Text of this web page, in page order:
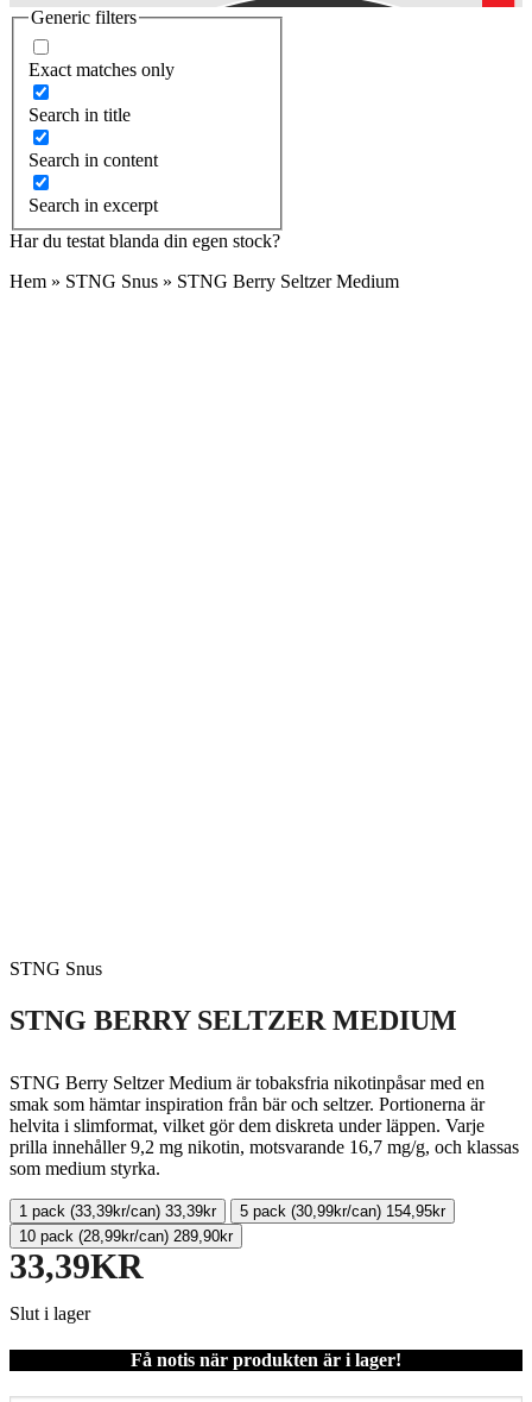
Generic filters
Exact matches only
Search in title
Search in content
Search in excerpt
Har du testat blanda din egen stock?
Hem » STNG Snus » STNG Berry Seltzer Medium
STNG Snus
STNG BERRY SELTZER MEDIUM
STNG Berry Seltzer Medium är tobaksfria nikotinpåsar med en
smak som hämtar inspiration från bär och seltzer. Portionerna är
helvita i slimformat, vilket gör dem diskreta under läppen. Varje
prilla innehåller 9,2 mg nikotin, motsvarande 16,7 mg/g, och klassas
som medium styrka.
1 pack (33,39kr/can) 33,39kr 5 pack (30,99kr/can) 154,95kr
10 pack (28,99kr/can) 289,90kr
33,39KR
Slut i lager
Få notis när produkten är i lager!